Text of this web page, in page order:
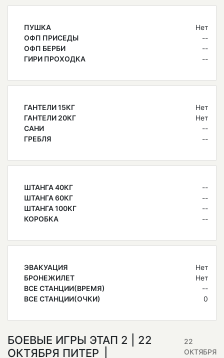
ПУШКА
Нет
ОФП ПРИСЕДЫ
--
ОФП БЕРБИ
--
ГИРИ ПРОХОДКА
--
ГАНТЕЛИ 15КГ
Нет
ГАНТЕЛИ 20КГ
Нет
САНИ
--
ГРЕБЛЯ
--
ШТАНГА 40КГ
--
ШТАНГА 60КГ
--
ШТАНГА 100КГ
--
КОРОБКА
--
ЭВАКУАЦИЯ
Нет
БРОНЕЖИЛЕТ
Нет
ВСЕ СТАНЦИИ(ВРЕМЯ)
--
ВСЕ СТАНЦИИ(ОЧКИ)
0
БОЕВЫЕ ИГРЫ ЭТАП 2 | 22
ОКТЯБРЯ ПИТЕР
22
ОКТЯБРЯ